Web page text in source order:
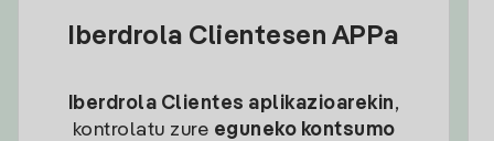
Iberdrola Clientesen APPa
Iberdrola Clientes aplikazioarekin,
kontrolatu zure eguneko kontsumo